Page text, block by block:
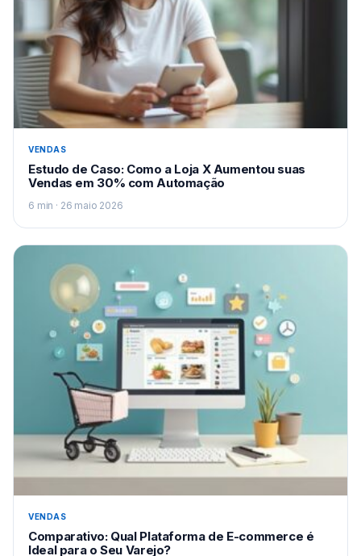
VENDAS
Estudo de Caso: Como a Loja X Aumentou suas
Vendas em 30% com Automação
6 min · 26 maio 2026
VENDAS
Comparativo: Qual Plataforma de E-commerce é
Ideal para o Seu Varejo?